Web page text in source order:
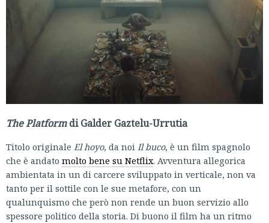
The Platformdi Galder Gaztelu-Urrutia
Titolo originale El hoyo, da noi Il buco, è un film spagnolo
che è andato molto bene su Netflix. Avventura allegorica
ambientata in un di carcere sviluppato in verticale, non va
tanto per il sottile con le sue metafore, con un
qualunquismo che però non rende un buon servizio allo
spessore politico della storia. Di buono il film ha un ritmo